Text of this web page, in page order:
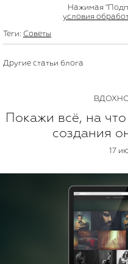
Нажимая
условия
Теги: Советы
Другие статьи блога
Покажи всё, на
создания
17